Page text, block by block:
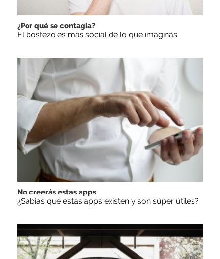
¿Por qué se contagia?
El bostezo es más social de lo que imaginas
No creerás estas apps
¿Sabías que estas apps existen y son súper útiles?